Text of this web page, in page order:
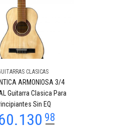
CLASICAS
ARMONIOSA 3/4
Guitarra Clasica Para
Sin EQ